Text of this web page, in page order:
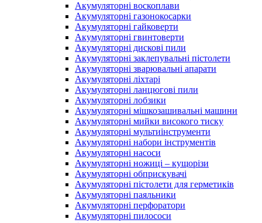
Акумуляторні воскоплави
Акумуляторні газонокосарки
Акумуляторні гайковерти
Акумуляторні гвинтоверти
Акумуляторні дискові пили
Акумуляторні заклепувальні пістолети
Акумуляторні зварювальні апарати
Акумуляторні ліхтарі
Акумуляторні ланцюгові пили
Акумуляторні лобзики
Акумуляторні мішкозашивальні машини
Акумуляторні мийки високого тиску
Акумуляторні мультиінструменти
Акумуляторні набори інструментів
Акумуляторні насоси
Акумуляторні ножиці – кущорізи
Акумуляторні обприскувачі
Акумуляторні пістолети для герметиків
Акумуляторні паяльники
Акумуляторні перфоратори
Акумуляторні пилососи